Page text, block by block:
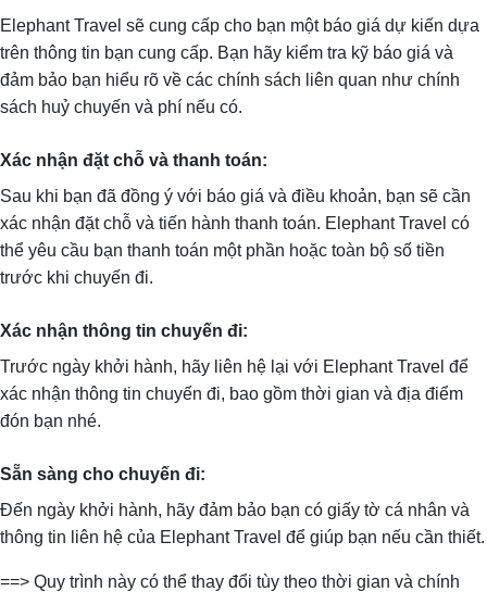
Elephant Travel sẽ cung cấp cho bạn một báo giá dự kiến dựa
trên thông tin bạn cung cấp. Bạn hãy kiểm tra kỹ báo giá và
đảm bảo bạn hiểu rõ về các chính sách liên quan như chính
sách huỷ chuyến và phí nếu có.
Xác nhận đặt chỗ và thanh toán:
Sau khi bạn đã đồng ý với báo giá và điều khoản, bạn sẽ cần
xác nhận đặt chỗ và tiến hành thanh toán. Elephant Travel có
thể yêu cầu bạn thanh toán một phần hoặc toàn bộ số tiền
trước khi chuyến đi.
Xác nhận thông tin chuyến đi:
Trước ngày khởi hành, hãy liên hệ lại với Elephant Travel để
xác nhận thông tin chuyến đi, bao gồm thời gian và địa điểm
đón bạn nhé.
Sẵn sàng cho chuyến đi:
Đến ngày khởi hành, hãy đảm bảo bạn có giấy tờ cá nhân và
thông tin liên hệ của Elephant Travel để giúp bạn nếu cần thiết.
==> Quy trình này có thể thay đổi tùy theo thời gian và chính